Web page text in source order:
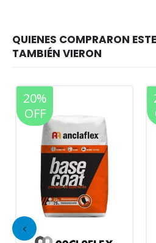
20%
OFF